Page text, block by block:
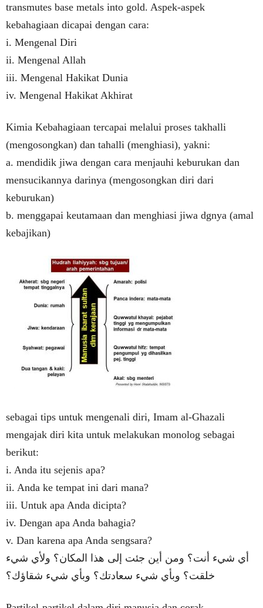
transmutes base metals into gold. Aspek-aspek
kebahagiaan dicapai dengan cara:
i. Mengenal Diri
ii. Mengenal Allah
iii. Mengenal Hakikat Dunia
iv. Mengenal Hakikat Akhirat
Kimia Kebahagiaan tercapai melalui proses takhalli
(mengosongkan) dan tahalli (menghiasi), yakni:
a. mendidik jiwa dengan cara menjauhi keburukan dan
mensucikannya darinya (mengosongkan diri dari
keburukan)
b. menggapai keutamaan dan menghiasi jiwa dgnya (amal
kebajikan)
sebagai tips untuk mengenali diri, Imam al-Ghazali
mengajak diri kita untuk melakukan monolog sebagai
berikut:
i. Anda itu sejenis apa?
ii. Anda ke tempat ini dari mana?
iii. Untuk apa Anda dicipta?
iv. Dengan apa Anda bahagia?
v. Dan karena apa Anda sengsara?
أي شيء أنت؟ ومن أين جئت إلى هذا المكان؟ ولأي شيء
خلقت؟ وبأي شيء سعادتك؟ وبأي شيء شقاؤك؟